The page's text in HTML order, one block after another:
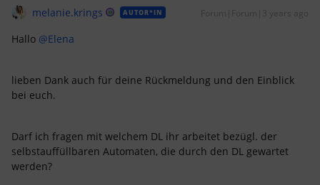
melanie.krings AUTOR*IN Forum|Forum|3 years ago
Hallo @Elena
lieben Dank auch für deine Rückmeldung und den Einblick
bei euch.
Darf ich fragen mit welchem DL ihr arbeitet bezügl. der
selbstauffüllbaren Automaten, die durch den DL gewartet
werden?